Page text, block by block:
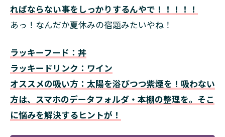
ればならない事をしっかりするんやで！！！！！
あっ！なんだか夏休みの宿題みたいやね！
ラッキーフード：丼
ラッキードリンク：ワイン
オススメの吸い方：太陽を浴びつつ紫煙を！吸わない
方は、スマホのデータフォルダ・本棚の整理を。そこ
に悩みを解決するヒントが！